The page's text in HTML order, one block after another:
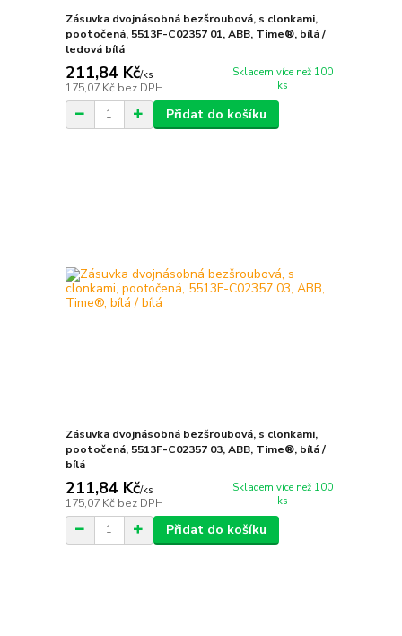
Zásuvka dvojnásobná bezšroubová, s clonkami,
pootočená, 5513F-C02357 01, ABB, Time®, bílá /
ledová bílá
211,84 Kč/ks
175,07 Kč bez DPH
Skladem více než 100
ks
Přidat do košíku
Zásuvka dvojnásobná bezšroubová, s clonkami,
pootočená, 5513F-C02357 03, ABB, Time®, bílá /
bílá
211,84 Kč/ks
175,07 Kč bez DPH
Skladem více než 100
ks
Přidat do košíku